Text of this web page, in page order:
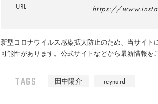
URL https://
新型コロナウイルス感染拡大防止のため、当サイ
可能性があります。公式サイトなどから最新情報を
TAGS 田中陽介 reynard